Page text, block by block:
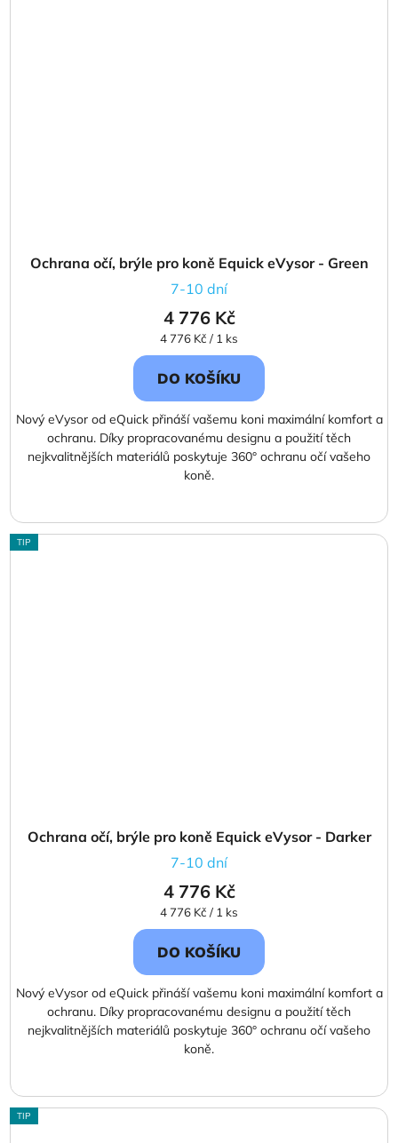
Ochrana očí, brýle pro koně Equick eVysor - Green
7-10 dní
4 776 Kč
Měrná
cena:
4 776 Kč / 1 ks
DO KOŠÍKU
Nový eVysor od eQuick přináší vašemu koni maximální komfort a
ochranu. Díky propracovanému designu a použití těch
nejkvalitnějších materiálů poskytuje 360° ochranu očí vašeho
koně.
TIP
Ochrana očí, brýle pro koně Equick eVysor - Darker
7-10 dní
4 776 Kč
Měrná
cena:
4 776 Kč / 1 ks
DO KOŠÍKU
Nový eVysor od eQuick přináší vašemu koni maximální komfort a
ochranu. Díky propracovanému designu a použití těch
nejkvalitnějších materiálů poskytuje 360° ochranu očí vašeho
koně.
TIP